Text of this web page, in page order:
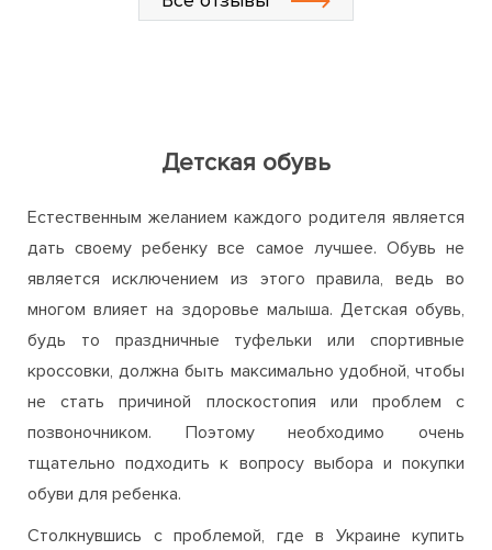
Детская обувь
Естественным желанием каждого родителя является
дать своему ребенку все самое лучшее. Обувь не
является исключением из этого правила, ведь во
многом влияет на здоровье малыша. Детская обувь,
будь то праздничные туфельки или спортивные
кроссовки, должна быть максимально удобной, чтобы
не стать причиной плоскостопия или проблем с
позвоночником. Поэтому необходимо очень
тщательно подходить к вопросу выбора и покупки
обуви для ребенка.
Столкнувшись с проблемой, где в Украине купить